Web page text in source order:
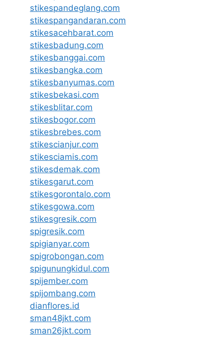
stikespandeglang.com
stikespangandaran.com
stikesacehbarat.com
stikesbadung.com
stikesbanggai.com
stikesbangka.com
stikesbanyumas.com
stikesbekasi.com
stikesblitar.com
stikesbogor.com
stikesbrebes.com
stikescianjur.com
stikesciamis.com
stikesdemak.com
stikesgarut.com
stikesgorontalo.com
stikesgowa.com
stikesgresik.com
spigresik.com
spigianyar.com
spigrobongan.com
spigunungkidul.com
spijember.com
spijombang.com
dianflores.id
sman48jkt.com
sman26jkt.com